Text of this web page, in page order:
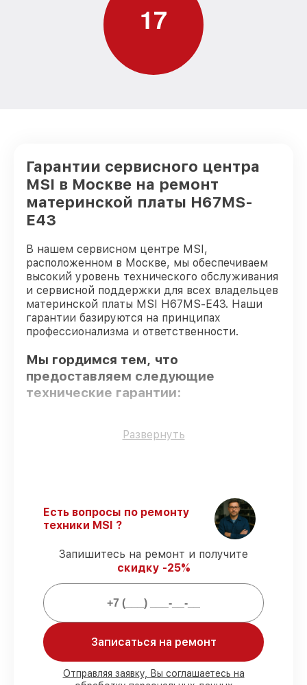
17
Гарантии сервисного центра
MSI в Москве на ремонт
материнской платы H67MS-
E43
В нашем сервисном центре MSI,
расположенном в Москве, мы обеспечиваем
высокий уровень технического обслуживания
и сервисной поддержки для всех владельцев
материнской платы MSI H67MS-E43. Наши
гарантии базируются на принципах
профессионализма и ответственности.
Мы гордимся тем, что
предоставляем следующие
технические гарантии:
Только фирменные комплектующие
подтверждает их уровень мастерства.
Выполнение работ вовремя
–
восстановление материнской платы
H67MS-E43 выполняется строго в
оговоренные сроки.
Сервис с гарантией– предоставляем
официальное гарантийное
сопровождение после починки.
Мы гарантируем:
80%работ под контролем клиента
Развернуть
Есть вопросы по ремонту
техники MSI ?
Запишитесь на ремонт и получите
скидку -25%
Записаться на ремонт
Отправляя заявку, Вы соглашаетесь на